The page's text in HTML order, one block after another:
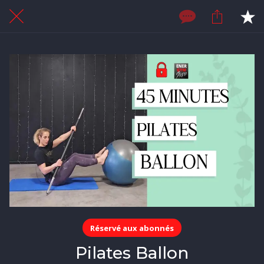
Réservé aux abonnés
Pilates Ballon